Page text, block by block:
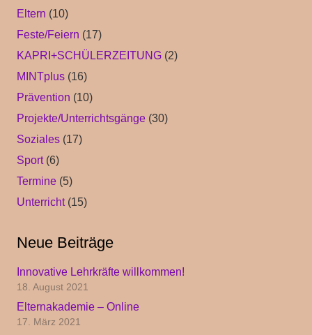
Eltern (10)
Feste/Feiern (17)
KAPRI+SCHÜLERZEITUNG (2)
MINTplus (16)
Prävention (10)
Projekte/Unterrichtsgänge (30)
Soziales (17)
Sport(6)
Termine (5)
Unterricht(15)
Neue Beiträge
Innovative Lehrkräfte willkommen!
18. August 2021
Elternakademie – Online
17. März 2021